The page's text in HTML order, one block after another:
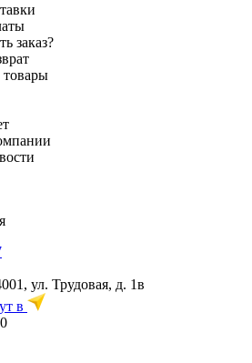
заказ?
товары
ул. Трудовая, д. 1в
в